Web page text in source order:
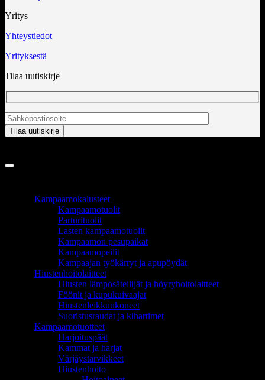
Yritys
Yhteystiedot
Yrityksestä
Tilaa uutiskirje
Kampaamokalusteet
Kampaamotuolit
Parturituolit
Lasten kampaamotuolit
Kampaamon pesupaikat
Kampaamopeilit
Kampaajan työkärryt ja apupöydät
Hiustenhoitolaitteet
Hiusten lämpösäteilijät ja höyryhoitolaitteet
Föönit ja kupukuivaajat
Hiustenleikkuukoneet
Suoristusraudat ja kihartimet
Kampaamotuotteet
Harjoituspäät
Kammat ja harjat
Värjäystarvikkeet
Hiustenhoito